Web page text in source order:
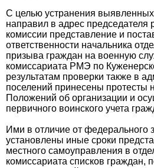
С целью устранения
направил в адрес председателя
комиссии представление и
ответственности начальника
призыва граждан на военную
комиссариата РМЭ по
результатам проверки также в
поселений принесены протесты
Положений об организации и
первичного воинского учета
Ими в отличие от федерального
установлены иные сроки
местного самоуправления в
комиссариата списков граждан,